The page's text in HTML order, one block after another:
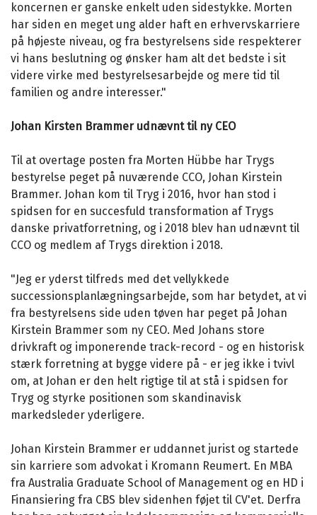
koncernen er ganske enkelt uden sidestykke. Morten
har siden en meget ung alder haft en erhvervskarriere
på højeste niveau, og fra bestyrelsens side respekterer
vi hans beslutning og ønsker ham alt det bedste i sit
videre virke med bestyrelsesarbejde og mere tid til
familien og andre interesser."
Johan Kirsten Brammer udnævnt til ny CEO
Til at overtage posten fra Morten Hübbe har Trygs
bestyrelse peget på nuværende CCO, Johan Kirstein
Brammer. Johan kom til Tryg i 2016, hvor han stod i
spidsen for en succesfuld transformation af Trygs
danske privatforretning, og i 2018 blev han udnævnt til
CCO og medlem af Trygs direktion i 2018.
"Jeg er yderst tilfreds med det vellykkede
successionsplanlægningsarbejde, som har betydet, at vi
fra bestyrelsens side uden tøven har peget på Johan
Kirstein Brammer som ny CEO. Med Johans store
drivkraft og imponerende track-record - og en historisk
stærk forretning at bygge videre på - er jeg ikke i tvivl
om, at Johan er den helt rigtige til at stå i spidsen for
Tryg og styrke positionen som skandinavisk
markedsleder yderligere.
Johan Kirstein Brammer er uddannet jurist og startede
sin karriere som advokat i Kromann Reumert. En MBA
fra Australia Graduate School of Management og en HD i
Finansiering fra CBS blev sidenhen føjet til CV'et. Derfra